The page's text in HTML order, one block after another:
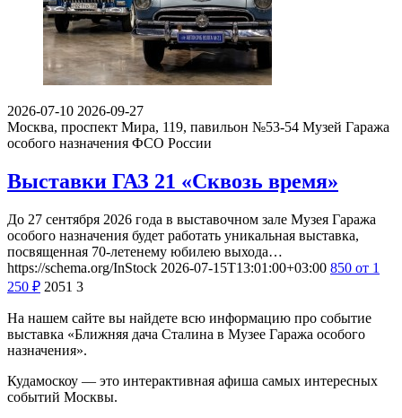
2026-07-10 2026-09-27
Москва, проспект Мира, 119, павильон №53-54 Музей Гаража
особого назначения ФСО России
Выставки ГАЗ 21 «Сквозь время»
До 27 сентября 2026 года в выставочном зале Музея Гаража
особого назначения будет работать уникальная выставка,
посвященная 70-летенему юбилею выхода…
https://schema.org/InStock 2026-07-15T13:01:00+03:00 850 от 1
250 ₽ 2051 3
На нашем сайте вы найдете всю информацию про событие
выставка «Ближняя дача Сталина в Музее Гаража особого
назначения».
Кудамоскоу — это интерактивная афиша самых интересных
событий Москвы.